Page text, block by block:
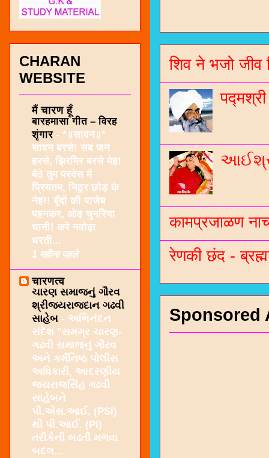
जनरल
चारणी
नंबर
शिव ने भजो जीव
कामप्रजाळण
रेणकी छंद -
Sponsored
CHARAN
WEBSITE
मैं चारण हूँ
बारहमासा गीत – विरह
शृंगार - *॥सावन॥*
सावन बरसे! सब जन
हरसे, झिरमिर बरसे मेह!
बैठे तुम परदेस में
प्रियतम, निठुर छोड़ के
नेह!! बूँदों की पाजेब
पहनकर, ओढ़ चुनरिया
धानी! करे नवोढ़ा
धरती...
1 महीना पहले
चारणत्व
ચારણ સમાજનું ગૌરવ
શ્રીજયરાજદાન ગઢવી
સાહેબ - અભિનંદન
સંદેશ "સમગ્ર ચારણ-
ગઢવી સમાજનું ગૌરવ
અને કર્મનિષ્ઠ પોલીસ
અધિકારી, આદરણીય
જયરાજસિંહ ગઢવી
સાહેબને
પી.એસ.આઈ. (PSI)
થી પી.આઈ. (PI)
તરીકેની બઢતી મળવા
બદલ...